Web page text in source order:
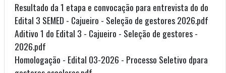
Resultado da 1 etapa e convocação para entrevista do do
Edital 3 SEMED - Cajueiro - Seleção de gestores 2026.pdf
Aditivo 1 do Edital 3 - Cajueiro - Seleção de gestores -
2026.pdf
Homologação - Edital 03-2026 - Processo Seletivo dpara